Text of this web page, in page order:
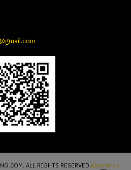
ALL RIGHTS RESERVED.นโยบายความ